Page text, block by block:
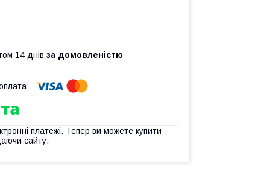
14 днів за домовленістю
платежі. Тепер ви можете купити
сайту.